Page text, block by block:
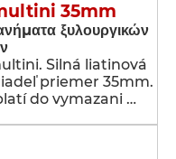
35mm
ξυλουργικών
Silná liatinová
priemer 35mm.
do vymazani …